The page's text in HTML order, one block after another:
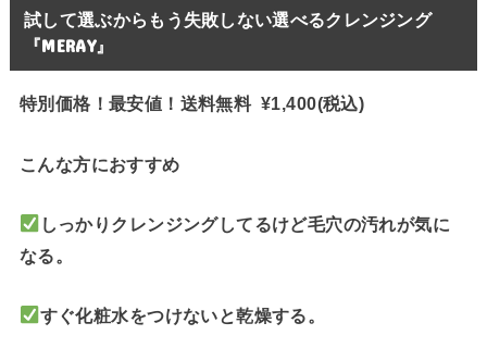
試して選ぶからもう失敗しない選べるクレンジング
『MERAY』
特別価格！最安値！送料無料 ¥1,400(税込)
こんな方におすすめ
しっかりクレンジングしてるけど毛穴の汚れが気に
なる。
すぐ化粧水をつけないと乾燥する。